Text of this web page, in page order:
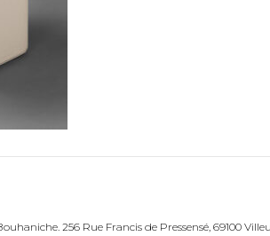
256 Rue Francis de Pressensé, 69100